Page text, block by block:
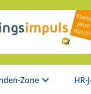
Zone HR-